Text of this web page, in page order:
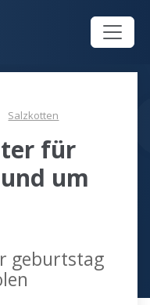
Salzkotten
für
um
geburtstag